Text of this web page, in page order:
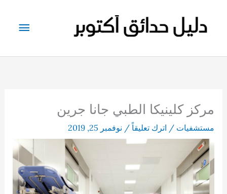
المحتوى
مركز كلينيكا الطبي جانا جرين
مستشفيات / اترك تعليقاً / نوفمبر 25, 2019